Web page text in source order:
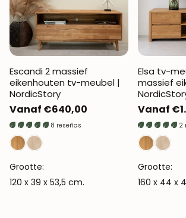
Escandi 2 massief
eikenhouten tv-meubel |
NordicStory
Normale
prijs
Vanaf €640,00
8 reseñas
Grootte:
120 x 39 x 53,5 cm.
Elsa tv-
massief
Normale
prijs
Vanaf
2
Grootte:
160 x 44 x